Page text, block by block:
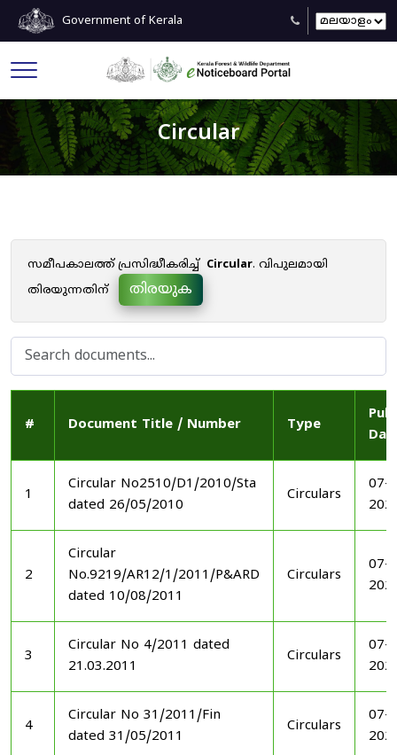
Government of Kerala
Circular
സമീപകാലത്ത് പ്രസിദ്ധീകരിച്ച് Circular. വിപുലമായി
തിരയുന്നതിന്
തിരയുക
# Document Title / Number Type
1
Circular No2510/D1/2010/Sta
dated 26/05/2010
Circulars
07-
2
Circular
No.9219/AR12/1/2011/P&ARD
dated 10/08/2011
Circulars
07-
3
Circular No 4/2011 dated
21.03.2011
Circulars
07-
4
Circular No 31/2011/Fin
dated 31/05/2011
Circulars
07-